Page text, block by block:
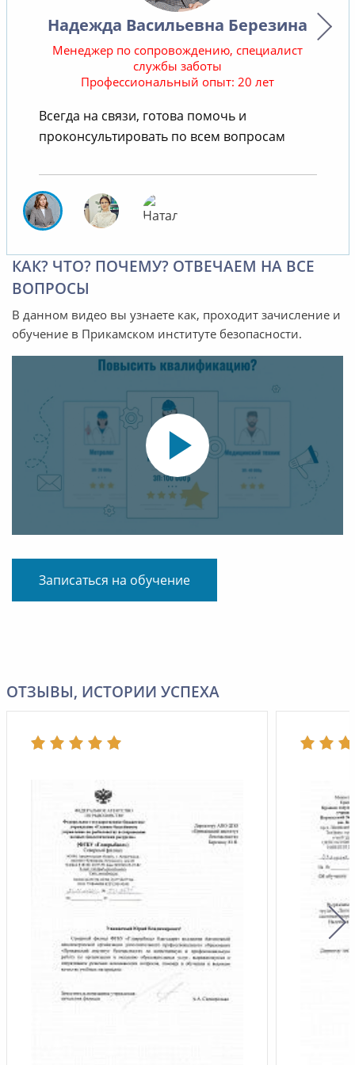
Надежда Васильевна Березина
Менеджер по сопровождению, специалист
службы заботы
Профессиональный опыт: 20 лет
Всегда на связи, готова помочь и
проконсультировать по всем вопросам
КАК? ЧТО? ПОЧЕМУ? ОТВЕЧАЕМ НА ВСЕ
ВОПРОСЫ
В данном видео вы узнаете как, проходит зачисление и
обучение в Прикамском институте безопасности.
Записаться на обучение
ОТЗЫВЫ, ИСТОРИИ УСПЕХА